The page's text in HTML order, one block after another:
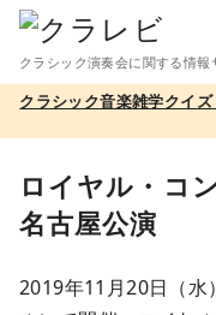
テ
ツ
クラシック演奏会に関する情報
クラシック音楽雑学クイ
ロイヤル・コ
名古屋公演
2019年11月20日（水